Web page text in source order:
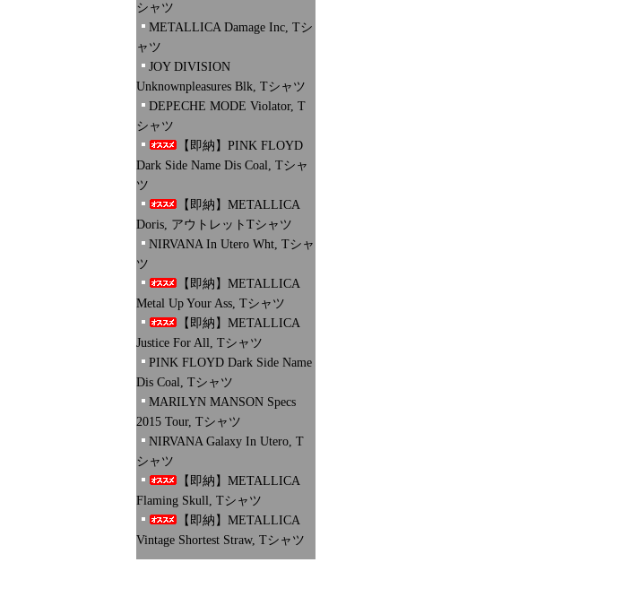
シャツ
METALLICA Damage Inc, Tシ
ャツ
JOY DIVISION
Unknownpleasures Blk, Tシャツ
DEPECHE MODE Violator, T
シャツ
【即納】PINK FLOYD
Dark Side Name Dis Coal, Tシャ
ツ
【即納】METALLICA
Doris, アウトレットTシャツ
NIRVANA In Utero Wht, Tシャ
ツ
【即納】METALLICA
Metal Up Your Ass, Tシャツ
【即納】METALLICA
Justice For All, Tシャツ
PINK FLOYD Dark Side Name
Dis Coal, Tシャツ
MARILYN MANSON Specs
2015 Tour, Tシャツ
NIRVANA Galaxy In Utero, T
シャツ
【即納】METALLICA
Flaming Skull, Tシャツ
【即納】METALLICA
Vintage Shortest Straw, Tシャツ